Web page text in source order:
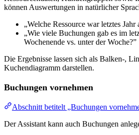
können Auswertungen in natürlicher
„Welche Ressource war letztes Jahr
„Wie viele Buchungen gab es im
Wochenende vs. unter der Woche?”
Die Ergebnisse lassen sich als Balken-,
Kuchendiagramm darstellen.
Buchungen vornehmen
Abschnitt betitelt „Buchungen
Der Assistant kann auch Buchungen